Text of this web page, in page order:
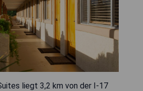
liegt 3,2 km von der I-17